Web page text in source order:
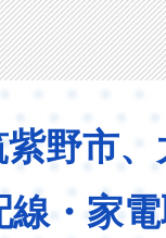
野市
・家